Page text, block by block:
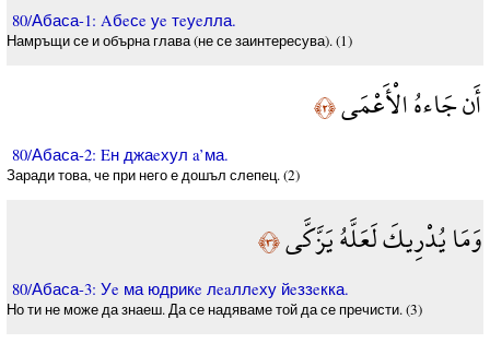
80/Абаса-1: Aбeсe уe тeуeлла.
Намръщи се и обърна глава (не се заинтересува). (1)
أَن جَاءهُ الْأَعْمَى﴿٢﴾
80/Абаса-2: Eн джаeхул a’ма.
Заради това, че при него е дошъл слепец. (2)
وَمَا يُدْرِيكَ لَعَلَّهُ يَزَّكَّى﴿٣﴾
80/Абаса-3: Уe ма юдрикe лeaллeху йeззeкка.
Но ти не може да знаеш. Да се надяваме той да се пречисти. (3)